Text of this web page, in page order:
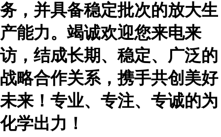
务，并具备稳定批次的放大生
产能力。竭诚欢迎您来电来
访，结成长期、稳定、广泛的
战略合作关系，携手共创美好
未来！专业、专注、专诚的为
化学出力！